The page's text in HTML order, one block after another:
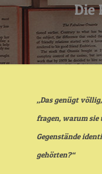
Die
„Das genügt
fragen, warum sie
Gegenstände
gehörten?“